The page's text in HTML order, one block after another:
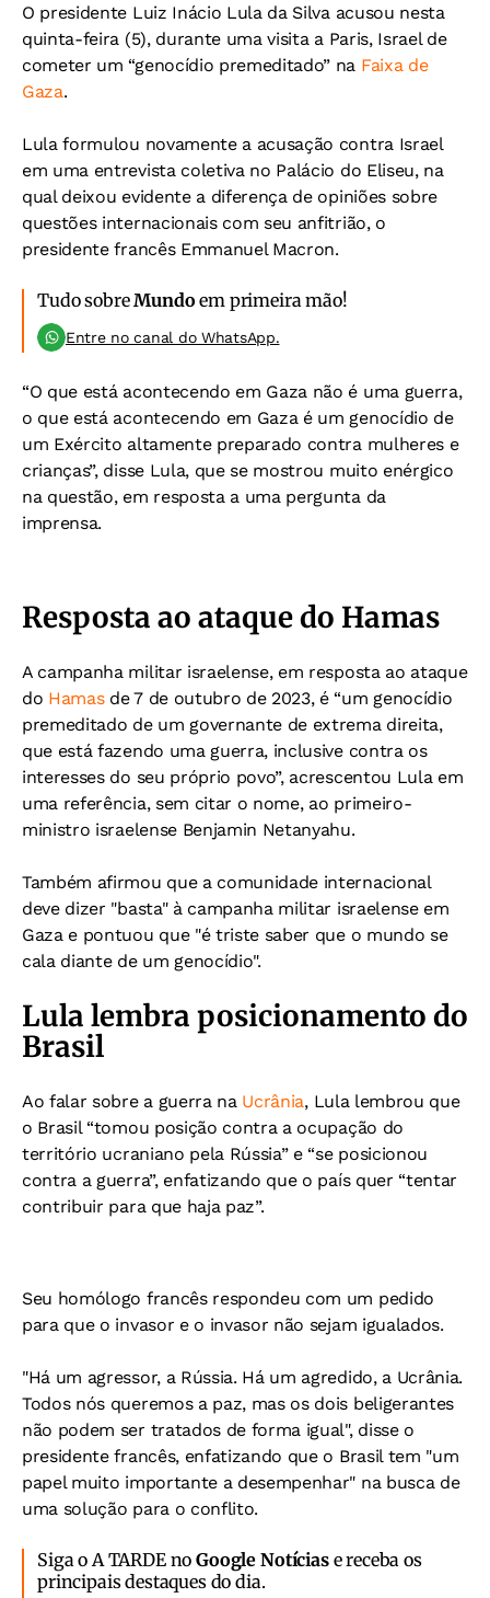
O presidente Luiz Inácio Lula da Silva acusou nesta
quinta-feira (5), durante uma visita a Paris, Israel de
cometer um “genocídio premeditado” na Faixa de
Gaza.
Lula formulou novamente a acusação contra Israel
em uma entrevista coletiva no Palácio do Eliseu, na
qual deixou evidente a diferença de opiniões sobre
questões internacionais com seu anfitrião, o
presidente francês Emmanuel Macron.
Tudo sobreMundo em primeira mão!
Entre no canal do WhatsApp.
“O que está acontecendo em Gaza não é uma guerra,
o que está acontecendo em Gaza é um genocídio de
um Exército altamente preparado contra mulheres e
crianças”, disse Lula, que se mostrou muito enérgico
na questão, em resposta a uma pergunta da
imprensa.
Resposta ao ataque do Hamas
A campanha militar israelense, em resposta ao ataque
do Hamasde 7 de outubro de 2023, é “um genocídio
premeditado de um governante de extrema direita,
que está fazendo uma guerra, inclusive contra os
interesses do seu próprio povo”, acrescentou Lula em
uma referência, sem citar o nome, ao primeiro-
ministro israelense Benjamin Netanyahu.
Também afirmou que a comunidade internacional
deve dizer "basta" à campanha militar israelense em
Gaza e pontuou que "é triste saber que o mundo se
cala diante de um genocídio".
Lula lembra posicionamento do
Brasil
Ao falar sobre a guerra na Ucrânia, Lula lembrou que
o Brasil “tomou posição contra a ocupação do
território ucraniano pela Rússia” e “se posicionou
contra a guerra”, enfatizando que o país quer “tentar
contribuir para que haja paz”.
Seu homólogo francês respondeu com um pedido
para que o invasor e o invasor não sejam igualados.
"Há um agressor, a Rússia. Há um agredido, a Ucrânia.
Todos nós queremos a paz, mas os dois beligerantes
não podem ser tratados de forma igual", disse o
presidente francês, enfatizando que o Brasil tem "um
papel muito importante a desempenhar" na busca de
uma solução para o conflito.
Siga o A TARDE noGoogle Notíciase receba os
principais destaques do dia.